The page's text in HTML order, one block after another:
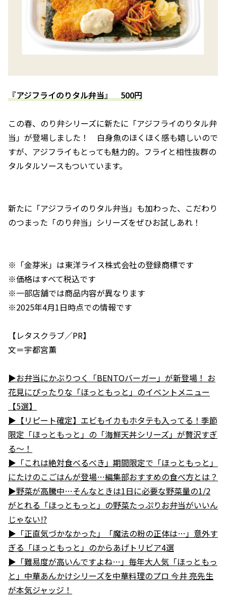
『アジフライのりタル弁当』 500円
この春、のり弁シリーズに新たに「アジフライのりタル弁
当」が登場しました！ 白身魚のほくほく感も嬉しいので
すが、アジフライもとっても魅力的。フライと相性抜群の
タルタルソースもついています。
新たに「アジフライのりタル弁当」も加わった、こだわり
のつまった「のり弁当」シリーズをぜひお試しあれ！
※「金芽米」は東洋ライス株式会社の登録商標です
※価格はすべて税込です
※一部店舗では商品内容が異なります
※2025年4月1日時点での情報です
【レタスクラブ／PR】
文＝宇都宮薫
▶お弁当にかぶりつく「BENTOバーガー」が新登場！ お
花見にぴったりな「ほっともっと」のイベントメニュー
【5選】
▶【リピート確定】エビもイカもホタテも入ってる！季節
限定「ほっともっと」の「海鮮天丼シリーズ」が贅沢すぎ
る～！
▶「これは絶対食べるべき」期間限定で「ほっともっと」
にたけのこごはんが登場…編集部おすすめの食べ方とは？
▶野菜が高騰中…そんなときは1日に必要な野菜量の1/2
がとれる「ほっともっと」の野菜たっぷりお弁当がいいん
じゃない!?
▶「正直気づかなかった」「魔法の粉の正体は…」意外す
ぎる「ほっともっと」のからあげトリビア4選
▶「難易度が高いんですよね…」毎年大人気「ほっともっ
と」中華あんかけシリーズを中華料理のプロ 今井 亮先生
が本気ジャッジ！